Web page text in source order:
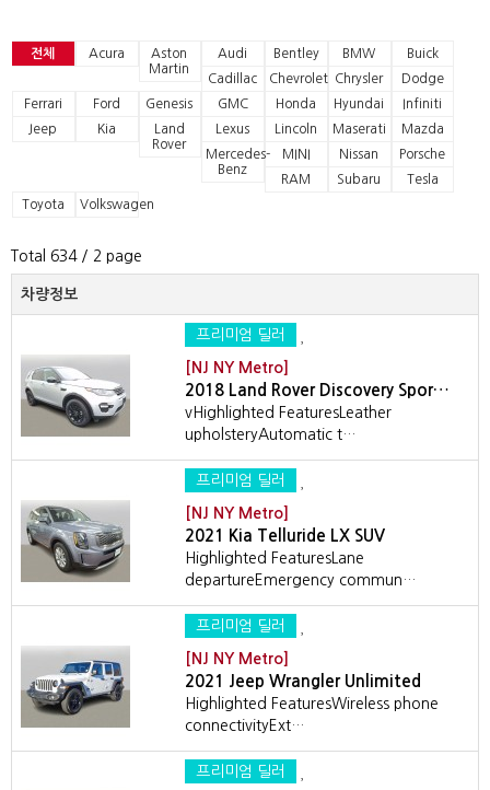
전체 Acura
Aston
Martin
Audi Bentley BMW
Buick
Cadillac
Chevrolet Chrysler
Dodge
Ferrari
Ford Genesis GMC Honda Hyundai
Infiniti
Jeep
Kia
Land
Rover
Lexus Lincoln Maserati
Mazda
Mercedes-
Benz
MINI Nissan
Porsche
RAM
Subaru
Tesla
Toyota
Volkswagen
Total 634/ 2 page
차량정보
프리미엄 딜러
[NJ NY Metro]
2018 Land Rover Discovery Spor…
vHighlighted FeaturesLeather
upholsteryAutomatic t…
프리미엄 딜러
[NJ NY Metro]
2021 Kia Telluride LX SUV
Highlighted FeaturesLane
departureEmergency commun…
프리미엄 딜러
[NJ NY Metro]
2021 Jeep Wrangler Unlimited
Highlighted FeaturesWireless phone
connectivityExt…
프리미엄 딜러